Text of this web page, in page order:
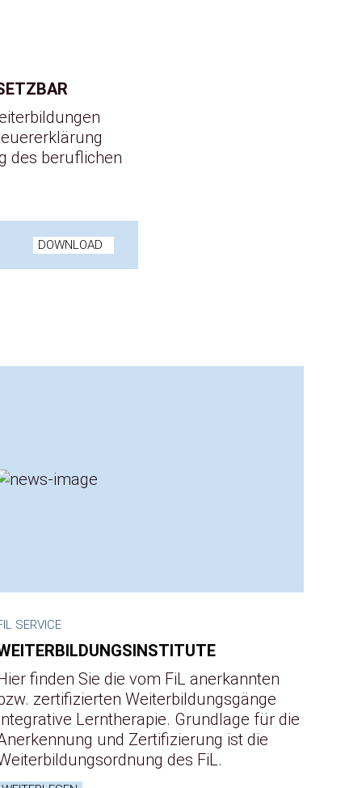
des beruflichen
DOWNLOAD
SERVICE
finden Sie die vom FiL anerkannten
zertifizierten Weiterbildungsgänge
Lerntherapie. Grundlage für die
und Zertifizierung ist die
des FiL.